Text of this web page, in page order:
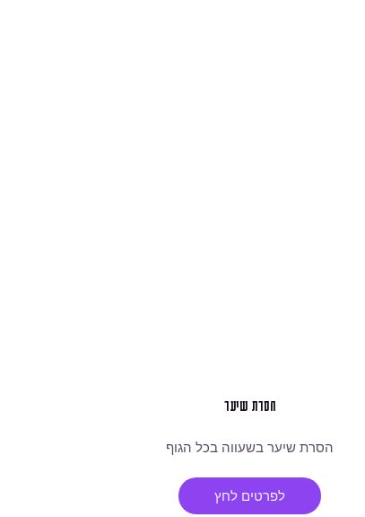
הסרת שיער
הסרת שיער בשעווה בכל הגוף
לפרטים לחץ